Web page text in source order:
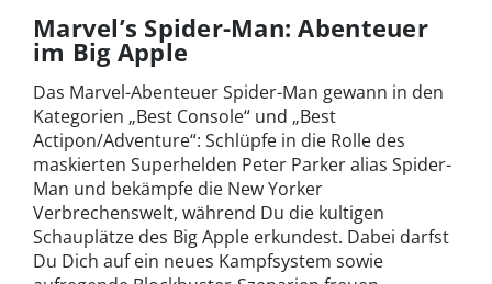
Marvel’s Spider-Man: Abenteuer
im Big Apple
Das Marvel-Abenteuer Spider-Man gewann in den
Kategorien „Best Console“ und „Best
Actipon/Adventure“: Schlüpfe in die Rolle des
maskierten Superhelden Peter Parker alias Spider-
Man und bekämpfe die New Yorker
Verbrechenswelt, während Du die kultigen
Schauplätze des Big Apple erkundest. Dabei darfst
Du Dich auf ein neues Kampfsystem sowie